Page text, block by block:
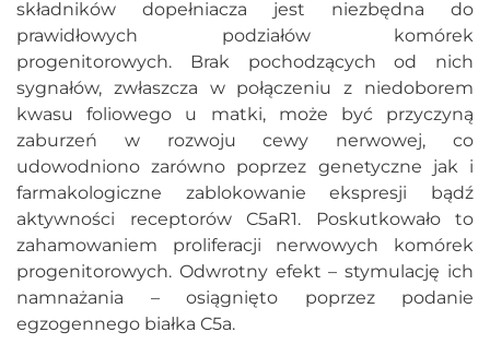
składników dopełniacza jest niezbędna do
prawidłowych podziałów komórek
progenitorowych. Brak pochodzących od nich
sygnałów, zwłaszcza w połączeniu z niedoborem
kwasu foliowego u matki, może być przyczyną
zaburzeń w rozwoju cewy nerwowej, co
udowodniono zarówno poprzez genetyczne jak i
farmakologiczne zablokowanie ekspresji bądź
aktywności receptorów C5aR1. Poskutkowało to
zahamowaniem proliferacji nerwowych komórek
progenitorowych. Odwrotny efekt – stymulację ich
namnażania – osiągnięto poprzez podanie
egzogennego białka C5a.